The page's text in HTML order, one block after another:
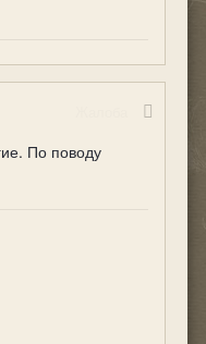
По поводу